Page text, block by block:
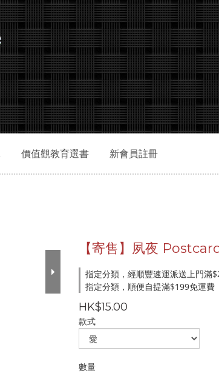
價值觀教育選書 新會員註冊
【寄售】夙夜 Postcard
指定分類，經順豐速運派送上門滿
指定分類，順便自提滿$199免運費
HK$15.00
款式
數量